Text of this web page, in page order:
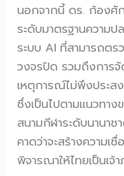
นอกจากนี้ ดร. ก้องศั
ระดับมาตรฐานความ
ระบบ AI ที่สามารถต
วงจรปิด รวมถึงการ
เหตุการณ์ไม่พึงประส
ซึ่งเป็นไปตามแนวทา
สนามกีฬาระดับนานา
คาดว่าจะสร้างความเ
พิจารณาให้ไทยเป็นเ